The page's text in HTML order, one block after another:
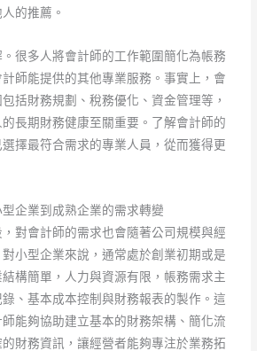
的推薦。
很多人將會計師的工作範圍簡化為帳務
師能提供的其他專業服務。事實上，會
括財務規劃、稅務優化、資金管理等，
長期財務健康至關重要。了解會計師的
擇最符合需求的專業人員，從而獲得更
企業到成熟企業的需求轉變
對會計師的需求也會隨著公司規模與經
小型企業來說，通常處於創業初期或是
構簡單，人力與資源有限，帳務需求主
、基本成本控制與財務報表的製作。這
能夠協助建立基本的財務架構、簡化流
財務資訊，讓經營者能夠專注於業務拓